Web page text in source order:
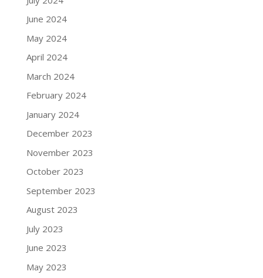
June 2024
May 2024
April 2024
March 2024
February 2024
January 2024
December 2023
November 2023
October 2023
September 2023
August 2023
July 2023
June 2023
May 2023